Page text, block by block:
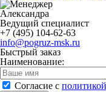
Александра
Ведущий специалист
+7 (495) 104-62-63
info@pogruz-msk.ru
Быстрый заказ
Наименование:
Cогласие с